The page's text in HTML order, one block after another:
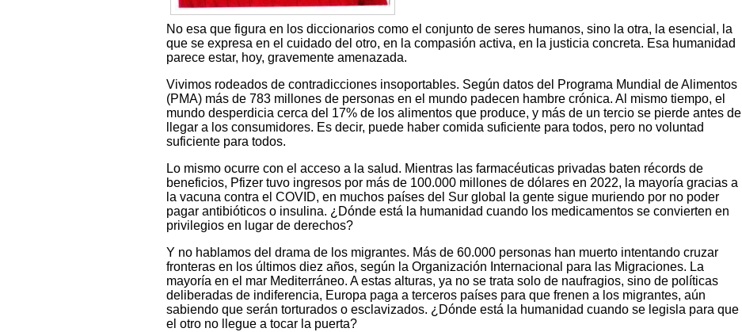
No esa que figura en los diccionarios como el conjunto de seres humanos, sino la otra, la esencial, la
que se expresa en el cuidado del otro, en la compasión activa, en la justicia concreta. Esa humanidad
parece estar, hoy, gravemente amenazada.
Vivimos rodeados de contradicciones insoportables. Según datos del Programa Mundial de Alimentos
(PMA) más de 783 millones de personas en el mundo padecen hambre crónica. Al mismo tiempo, el
mundo desperdicia cerca del 17% de los alimentos que produce, y más de un tercio se pierde antes de
llegar a los consumidores. Es decir, puede haber comida suficiente para todos, pero no voluntad
suficiente para todos.
Lo mismo ocurre con el acceso a la salud. Mientras las farmacéuticas privadas baten récords de
beneficios, Pfizer tuvo ingresos por más de 100.000 millones de dólares en 2022, la mayoría gracias a
la vacuna contra el COVID, en muchos países del Sur global la gente sigue muriendo por no poder
pagar antibióticos o insulina. ¿Dónde está la humanidad cuando los medicamentos se convierten en
privilegios en lugar de derechos?
Y no hablamos del drama de los migrantes. Más de 60.000 personas han muerto intentando cruzar
fronteras en los últimos diez años, según la Organización Internacional para las Migraciones. La
mayoría en el mar Mediterráneo. A estas alturas, ya no se trata solo de naufragios, sino de políticas
deliberadas de indiferencia, Europa paga a terceros países para que frenen a los migrantes, aún
sabiendo que serán torturados o esclavizados. ¿Dónde está la humanidad cuando se legisla para que
el otro no llegue a tocar la puerta?